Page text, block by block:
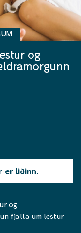
og
er liðinn.
og
fjalla um lestur